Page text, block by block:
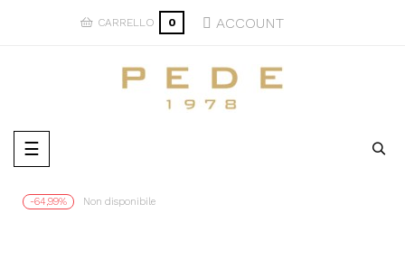
CARRELLO 0 ACCOUNT
navigazione
Toggle
☰
-64,99% Non disponibile